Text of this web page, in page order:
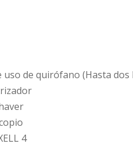
uso de quirófano (Hasta dos
4